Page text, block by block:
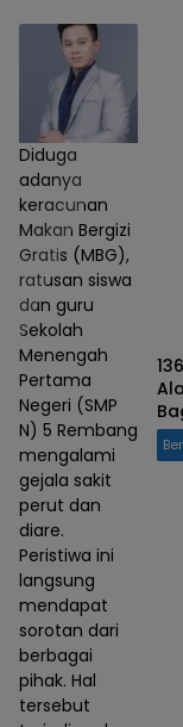
Diduga
adanya
keracunan
Makan Bergizi
Gratis (MBG),
ratusan siswa
dan guru
Sekolah
Menengah
Pertama
Negeri (SMP
N) 5 Rembang
mengalami
gejala sakit
perut dan
diare.
Peristiwa ini
langsung
mendapat
sorotan dari
berbagai
pihak. Hal
tersebut